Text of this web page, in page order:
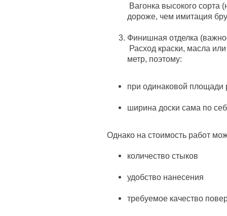
Вагонка высокого сорта
дороже, чем имитация
Финишная отделка
Расход краски, масла
метр, поэтому:
при одинаковой площади
ширина доски сама по
Однако на стоимость работ
количество стыков
удобство нанесения
требуемое качество